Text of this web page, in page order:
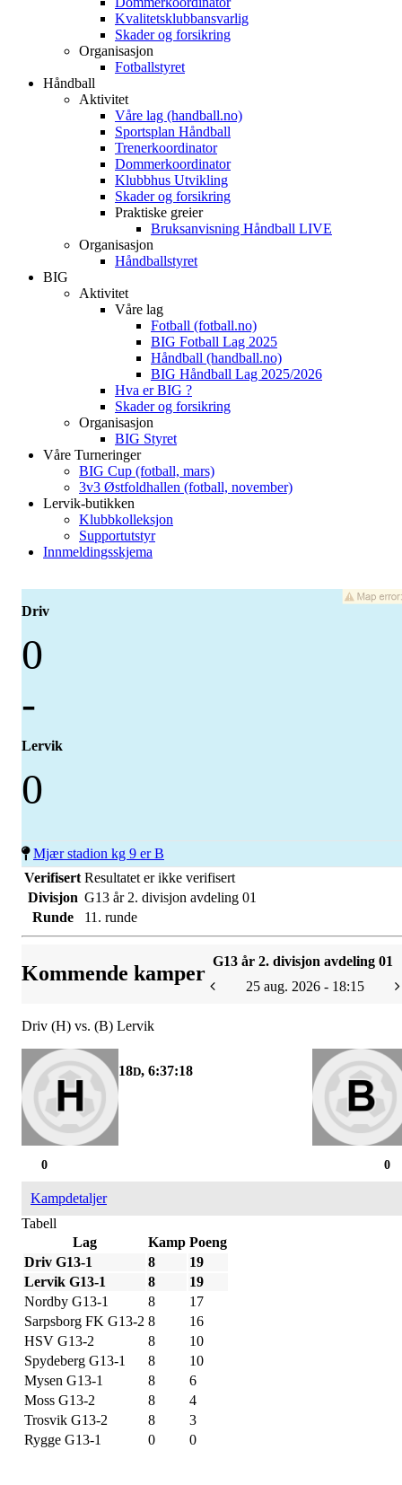
Kvalitetsklubbansvarlig
Skader og forsikring
Organisasjon
Fotballstyret
Håndball
Aktivitet
Våre lag (handball.no)
Sportsplan Håndball
Trenerkoordinator
Dommerkoordinator
Klubbhus Utvikling
Skader og forsikring
Praktiske greier
Bruksanvisning Håndball LIVE
Organisasjon
Håndballstyret
BIG
Aktivitet
Våre lag
Fotball (fotball.no)
BIG Fotball Lag 2025
Håndball (handball.no)
BIG Håndball Lag 2025/2026
Hva er BIG ?
Skader og forsikring
Organisasjon
BIG Styret
Våre Turneringer
BIG Cup (fotball, mars)
3v3 Østfoldhallen (fotball, november)
Lervik-butikken
Klubbkolleksjon
Supportutstyr
Innmeldingsskjema
Driv
0
-
Lervik
0
Mjær stadion kg 9 er B
Verifisert Resultatet er ikke verifisert
Divisjon G13 år 2. divisjon avdeling 01
Runde
11. runde
Kommende kamper
G13 år 2. divisjon avdeling 01
25 aug. 2026 - 18:15
Driv (H) vs. (B) Lervik
18D, 6:37:18
0
0
Kampdetaljer
Tabell
Lag
Kamp Poeng
Driv G13-1
8
19
Lervik G13-1
8
19
Nordby G13-1
8
17
Sarpsborg FK G13-2 8
16
HSV G13-2
8
10
Spydeberg G13-1
8
10
Mysen G13-1
8
6
Moss G13-2
8
4
Trosvik G13-2
8
3
Rygge G13-1
0 0